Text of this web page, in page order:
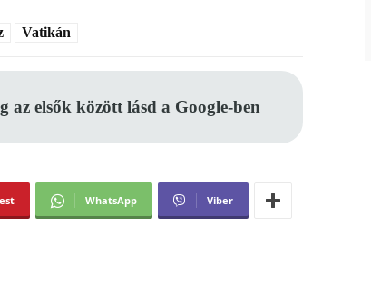
Vatikán
elsők között lásd a Google-ben
WhatsApp Viber